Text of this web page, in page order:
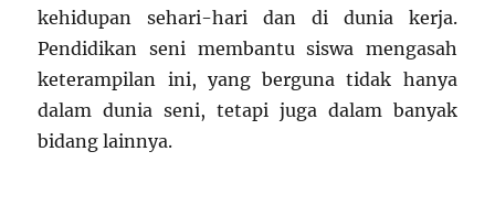
kehidupan sehari-hari dan di dunia kerja.
Pendidikan seni membantu siswa mengasah
keterampilan ini, yang berguna tidak hanya
dalam dunia seni, tetapi juga dalam banyak
bidang lainnya.